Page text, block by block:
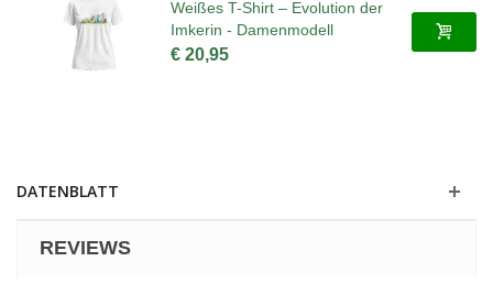
Weißes T-Shirt – Evolution der
Imkerin - Damenmodell
€ 20,95
DATENBLATT
REVIEWS